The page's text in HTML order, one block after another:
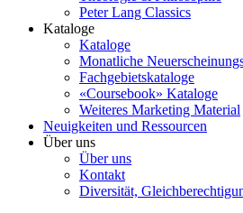
Peter Lang Classics
Kataloge
Kataloge
Monatliche
Fachgebietskataloge
«Coursebook» Kataloge
Weiteres Marketing Material
Neuigkeiten und Ressourcen
Über uns
Über uns
Kontakt
Diversität,